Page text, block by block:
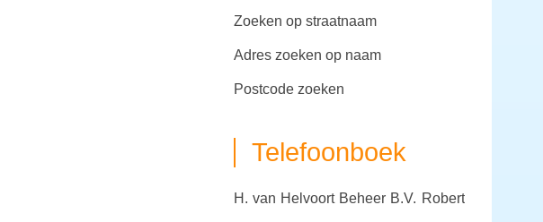
zoeken op straatnaam
adres zoeken op naam
postcode zoeken
Telefoonboek
H. van Helvoort Beheer B.V. Robert